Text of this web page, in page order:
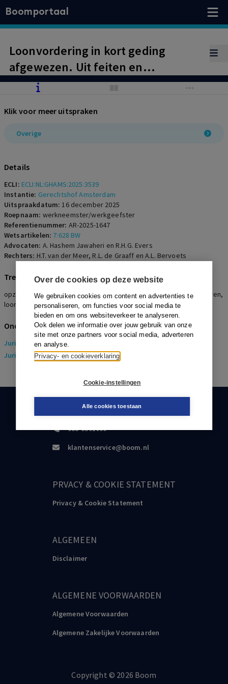
Over de cookies op deze website
We gebruiken cookies om content en advertenties te
personaliseren, om functies voor social media te
bieden en om ons websiteverkeer te analyseren.
Ook delen we informatie over jouw gebruik van onze
site met onze partners voor social media, adverteren
en analyse.
Privacy- en cookieverklaring
Cookie-instellingen
Alle cookies toestaan
Boomportaal
Loonvordering in kort geding
afgewezen. Uit feiten en
omstandigheden heeft werkgever
uit onvrede over duur
contractverlenging en hoogte
arbeidsovereenkomst heeft
opgezegd.
Klik voor meer uitspraken
Overige
Details
ECLI: ECLI:NL:GHAMS:2025:3539
Instantie: Gerechtshof Amsterdam
Uitspraakdatum:16 december 2025
Roepnaam: werkneemster/werkgeefster
Referentienummer: AR-2025-1647
Wetsartikelen: 7:628 BW
Advocaten: A. Hashem Jawaheri en R.H.G. Evers
Rechters: H.T. van der Meer, R.L. de Graaff en A.L. Bervoets
Trefwoorden
opzegging, duidelijk en ondubbelzinnig, gerechtvaardigd vertrouwen,
loonvordering
Onderwerpen
Juridisch> Arbeidsrecht
Juridisch> Sociaal Zekerheidsrecht
KLANTENSERVICE
088-0301000
klantenservice@boom.nl
PRVACY & COOKIE STATEMENT
Privacy & Cookie Statement
ALGEMEEN
Disclaimer
ALGEMENE VOORWAARDEN
Algemene Voorwaarden
Algemene Zakelijke Voorwaarden
Copyright ©️ 2026 Boom